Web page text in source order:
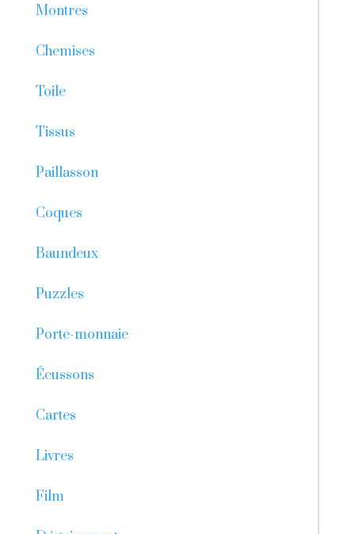
Montres
Chemises
Toile
Tissus
Paillasson
Coques
Baundeux
Puzzles
Porte-monnaie
Écussons
Cartes
Livres
Film